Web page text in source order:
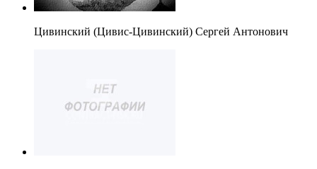
Цивинский (Цивис-Цивинский) Сергей Антонович